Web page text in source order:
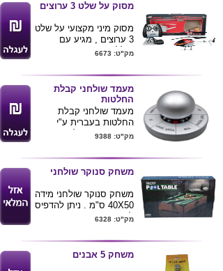
מסוק על שלט 3 ערוצים
מסוק מיני מקצועי על שלט
3 ערוצים , מגיע עם
סוללה פנימית נטענת .
27.5X5X12 ס"מ , מידות
הקופסא - 48.5X8.5X18.5
יחידות
מק"ט: 6673
מעמד שולחני קבלת
החלטות
מעמד שולחני קבלת
החלטות בעברית ע"י
סיבוב הראש של המוצר .
המוצר
זה בכמויות
בודדות ומשלוח
עד הב
מק"ט: 9388
משחק סנוקר שולחני
משחק סנוקר שולחני מידה
40X50 ס"מ . ניתן להדפיס
לוגו או הקדשה
מק"ט: 6328
משחק 5 אבנים